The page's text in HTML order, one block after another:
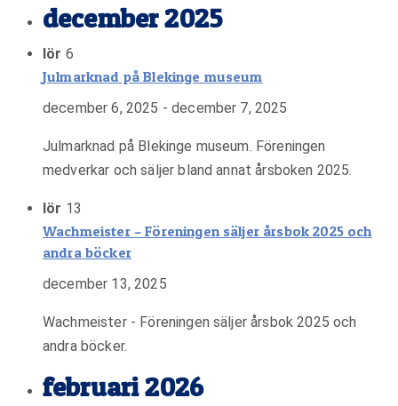
december 2025
lör 6
Julmarknad på Blekinge museum
december 6, 2025 -december 7, 2025
Julmarknad på Blekinge museum. Föreningen
medverkar och säljer bland annat årsboken 2025.
lör 13
Wachmeister – Föreningen säljer årsbok 2025 och
andra böcker
december 13, 2025
Wachmeister - Föreningen säljer årsbok 2025 och
andra böcker.
februari 2026